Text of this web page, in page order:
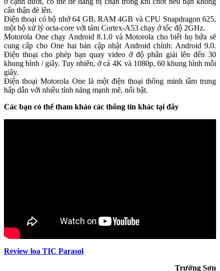
cẩn thận đè lên.
Điện thoại có bộ nhớ 64 GB, RAM 4GB và CPU Snapdragon 625,
một bộ xử lý octa-core với tám Cortex-A53 chạy ở tốc độ 2GHz.
Motorola One chạy Android 8.1.0 và Motorola cho biết họ hứa sẽ
cung cấp cho One hai bản cập nhật Android chính: Android 9.0.
Điện thoại cho phép bạn quay video ở độ phân giải lên đến 30
khung hình / giây. Tuy nhiên, ở cả 4K và 1080p, 60 khung hình mỗi
giây.
Điện thoại Motorola One là một điện thoại thông minh tầm trung
hấp dẫn với nhiều tính năng mạnh mẽ, nổi bật.
Các bạn có thể tham khảo các thông tin khác tại đây
Review loa TIC Parasol
Trường Sơn